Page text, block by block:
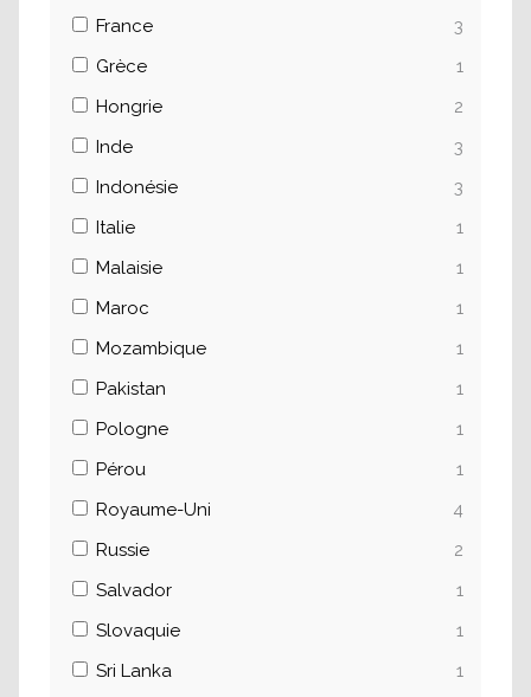
France
3
Grèce
1
Hongrie
2
Inde
3
Indonésie
3
Italie
1
Malaisie
1
Maroc
1
Mozambique
1
Pakistan
1
Pologne
1
Pérou
1
Royaume-Uni
4
Russie
2
Salvador
1
Slovaquie
1
Sri Lanka
1